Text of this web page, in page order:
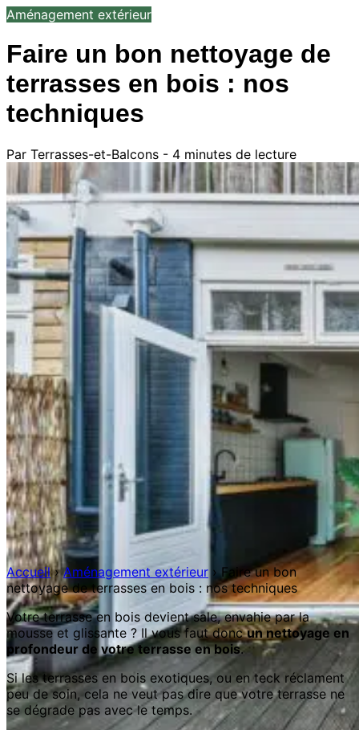
Aménagement extérieur
Faire un bon nettoyage de
terrasses en bois : nos
techniques
Par Terrasses-et-Balcons - 4 minutes de lecture
Accueil›Aménagement extérieur › Faire un bon
nettoyage de terrasses en bois : nos techniques
Votre terrasse en bois devient sale, envahie par la
mousse et glissante ? Il vous faut doncun nettoyage en
profondeur de votre terrasse en bois.
Si les terrasses en bois exotiques, ou en teck réclament
peu de soin, cela ne veut pas dire que votre terrasse ne
se dégrade pas avec le temps.